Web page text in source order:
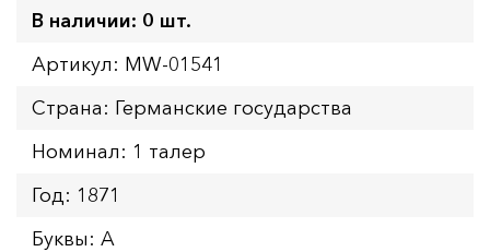
В наличии: 0 шт.
Артикул: MW-01541
Страна: Германские государства
Номинал: 1 талер
Год: 1871
Буквы: A